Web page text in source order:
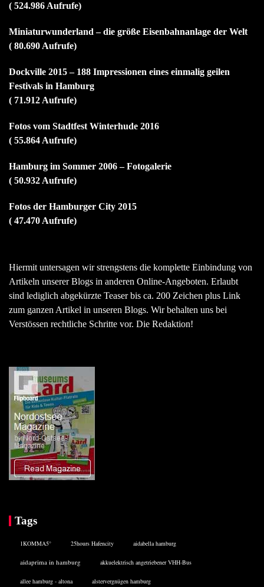
( 524.986 Aufrufe)
Miniaturwunderland – die größe Eisenbahnanlage der Welt
( 80.690 Aufrufe)
Dockville 2015 – 188 Impressionen eines einmalig geilen
Festivals in Hamburg
( 71.912 Aufrufe)
Fotos vom Stadtfest Winterhude 2016
( 55.864 Aufrufe)
Hamburg im Sommer 2006 – Fotogalerie
( 50.932 Aufrufe)
Fotos der Hamburger City 2015
( 47.470 Aufrufe)
Hiermit untersagen wir strengstens die komplette Einbindung von
Artikeln unserer Blogs in anderen Online-Angeboten. Erlaubt
sind lediglich abgekürzte Teaser bis ca. 200 Zeichen plus Link
zum ganzen Artikel in unseren Blogs. Wir behalten uns bei
Verstössen rechtliche Schritte vor. Die Redaktion!
Tags
1KOMMA5° 25hours Hafencity aidabella hamburg
aidaprima in hamburg akkuelektrisch angetriebener VHH-Bus
allee hamburg - altona alstervergnügen hamburg